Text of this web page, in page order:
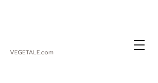
VEGETALE.com